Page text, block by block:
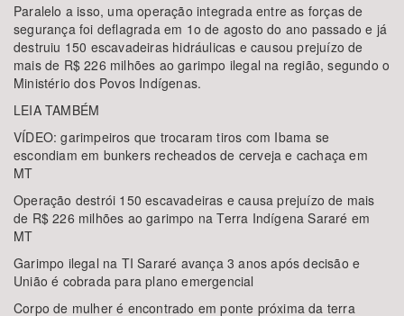
Paralelo a isso, uma operação integrada entre as forças de
segurança foi deflagrada em 1o de agosto do ano passado e já
destruiu 150 escavadeiras hidráulicas e causou prejuízo de
mais de R$ 226 milhões ao garimpo ilegal na região, segundo o
Ministério dos Povos Indígenas.
LEIA TAMBÉM
VÍDEO: garimpeiros que trocaram tiros com Ibama se
escondiam em bunkers recheados de cerveja e cachaça em
MT
Operação destrói 150 escavadeiras e causa prejuízo de mais
de R$ 226 milhões ao garimpo na Terra Indígena Sararé em
MT
Garimpo ilegal na TI Sararé avança 3 anos após decisão e
União é cobrada para plano emergencial
Corpo de mulher é encontrado em ponte próxima da terra